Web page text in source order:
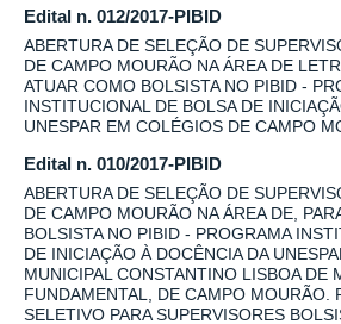
Edital n. 012/2017-PIBID
ABERTURA DE SELEÇÃO DE
DE CAMPO MOURÃO NA ÁREA DE
ATUAR COMO BOLSISTA NO PIBID -
INSTITUCIONAL DE BOLSA DE
UNESPAR EM COLÉGIOS DE CAMPO
Edital n. 010/2017-PIBID
ABERTURA DE SELEÇÃO DE
DE CAMPO MOURÃO NA ÁREA DE,
BOLSISTA NO PIBID - PROGRAMA
DE INICIAÇÃO À DOCÊNCIA DA
MUNICIPAL CONSTANTINO LISBOA DE
FUNDAMENTAL, DE CAMPO MOURÃO.
SELETIVO PARA SUPERVISORES